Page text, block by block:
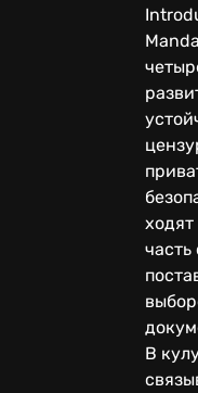
ходят
часть
В